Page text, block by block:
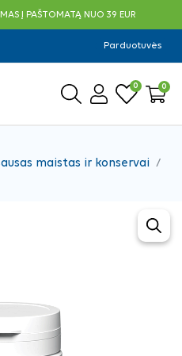
Į PAŠTOMATĄ NUO 39 EUR
Parduotuvės
0 0
maistas ir konservai